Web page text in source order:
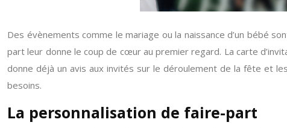
Des évènements comme le mariage ou la naissance d’un bébé
part leur donne le coup de cœur au premier regard. La carte
donne déjà un avis aux invités sur le déroulement de la fête et
besoins.
La personnalisation de faire-part